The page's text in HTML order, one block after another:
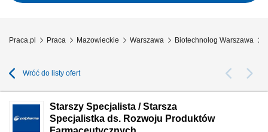
STANOWISKU BĘDZIE NALEŻAŁO: aktywne...
Praca.pl Praca Mazowieckie Warszawa Biotechnolog Warszawa
Wróć do listy ofert
Starszy Specjalista / Starsza
Specjalistka ds. Rozwoju Produktów